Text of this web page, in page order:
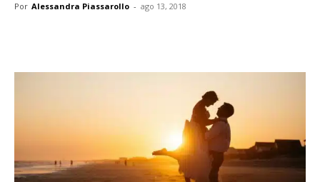
Por Alessandra Piassarollo - ago 13, 2018